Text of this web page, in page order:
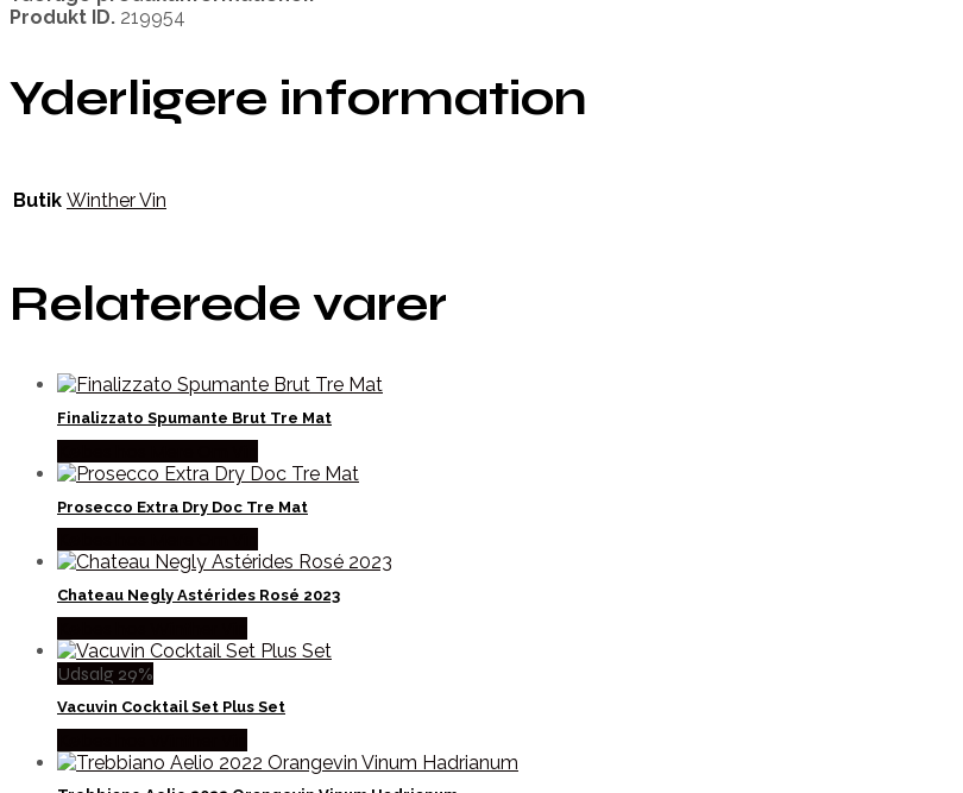
Produkt ID. 219954
Yderligere information
Butik Winther Vin
Relaterede varer
Finalizzato Spumante Brut Tre Mat
Prosecco Extra Dry Doc Tre Mat
Chateau Negly Astérides Rosé 2023
Udsalg 29%
Vacuvin Cocktail Set Plus Set